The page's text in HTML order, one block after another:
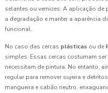
selantes ou vernizes. A aplicação
a degradação e manter a aparência
funcional.
No caso das cercas plásticas ou de
simples. Essas cercas costumam
necessitam de pintura. No entanto,
regular para remover sujeira e
mangueira e sabão neutro,